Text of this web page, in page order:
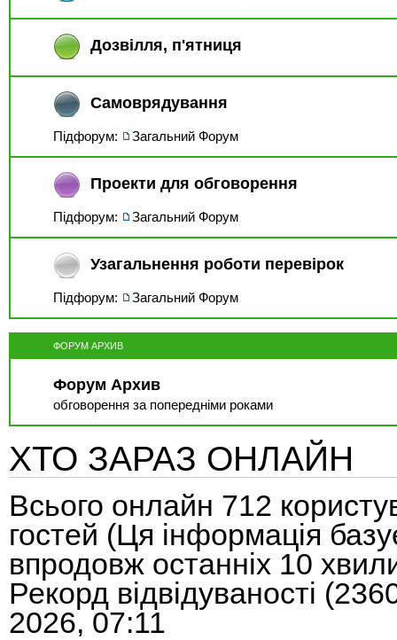
Дозвiлля, п'ятниця
Самоврядування
Підфорум: Загальний Форум
Проекти для обговорення
Підфорум: Загальний Форум
Узагальнення роботи перевірок
Підфорум: Загальний Форум
ФОРУМ АРХИВ
Форум Архив
обговорення за попередніми роками
ХТО ЗАРАЗ ОНЛАЙН
Всього онлайн 712
гостей (Ця інформація
впродовж останніх 10
Рекорд відвідуваності
2026, 07:11